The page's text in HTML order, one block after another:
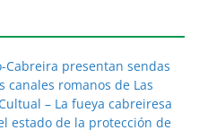
Cabreira presentan sendas
canales romanos de Las
– La fueya cabreiresa
estado de la protección de